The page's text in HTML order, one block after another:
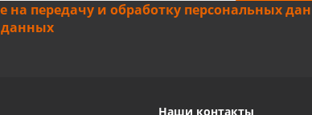
на передачу и обработку персональных
Наши контакты